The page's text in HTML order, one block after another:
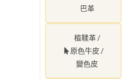
巴革
植鞣革 /
原色牛皮 /
變色皮